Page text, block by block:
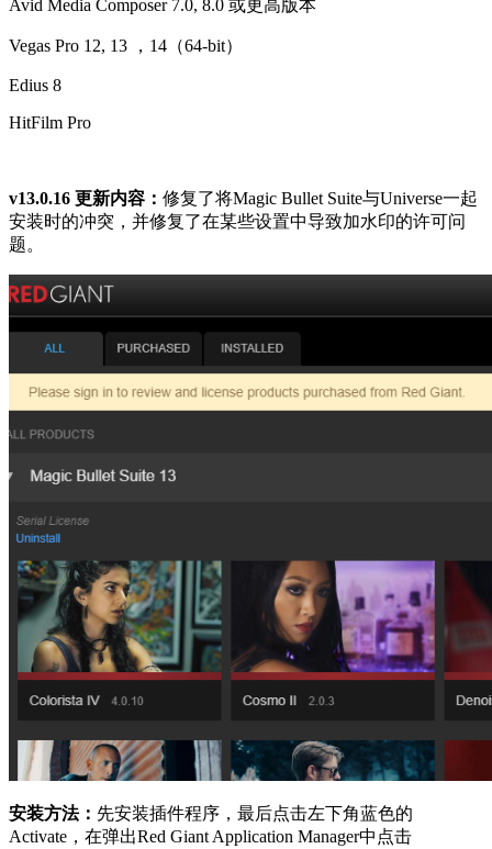
Avid Media Composer 7.0, 8.0 或更高版本
Vegas Pro 12, 13 ，14（64-bit）
Edius 8
HitFilm Pro
v13.0.16 更新内容： 修复了将Magic Bullet Suite与Universe一起
安装时的冲突，并修复了在某些设置中导致加水印的许可问
题。
安装方法： 先安装插件程序，最后点击左下角蓝色的
Activate，在弹出Red Giant Application Manager中点击